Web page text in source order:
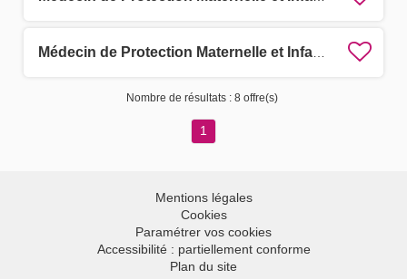
Nombre de résultats : 8 offre(s)
1
Mentions légales
Cookies
Paramétrer vos cookies
Accessibilité : partiellement conforme
Plan du site